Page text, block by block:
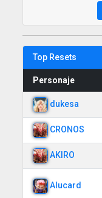
Top Resets
Personaje
dukesa
CRONOS
AKIRO
Alucard